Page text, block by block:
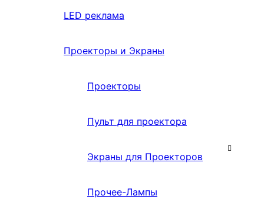
LED реклама
Проекторы и Экраны
Проекторы
Пульт для проектора
Экраны для Проекторов
Прочее-Лампы